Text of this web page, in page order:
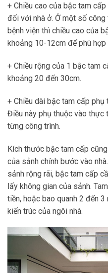
+ Chiều cao của bậc tam
đối với nhà ở. Ở một số
bệnh viện thì chiều cao của
khoảng 10-12cm để phù
+ Chiều rộng của 1 bậc tam
khoảng 20 đến 30cm.
+ Chiều dài bậc tam cấp phụ
Điều này phụ thuộc vào thực
từng công trình.
Kích thước bậc tam cấp
của sảnh chính bước vào
sảnh rộng rãi, bậc tam cấp
lấy không gian của sảnh.
tiền, hoặc bao quanh 2 đến
kiến trúc của ngôi nhà.